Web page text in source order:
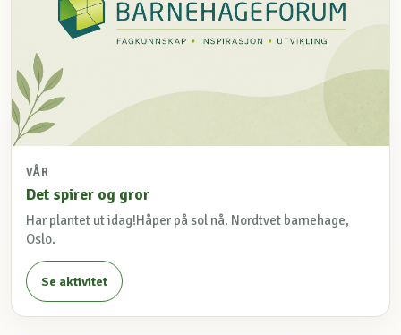
VÅR
Det spirer og gror
Har plantet ut idag!Håper på sol nå. Nordtvet barnehage,
Oslo.
Se aktivitet